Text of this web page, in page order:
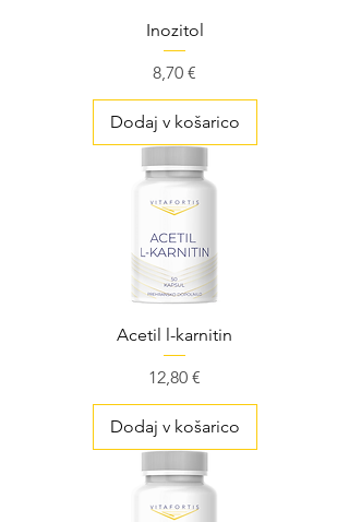
Inozitol
Cena
8,70 €
Dodaj v košarico
Acetil l-karnitin
Cena
12,80 €
Dodaj v košarico